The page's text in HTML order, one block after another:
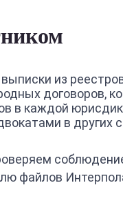
из
договоров,
в каждой
в других
файлов